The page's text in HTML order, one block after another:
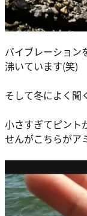
バイブレーション
沸いています(笑)
そして冬によく聞
小さすぎてピント
せんがこちらがア